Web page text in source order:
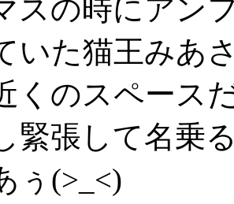
スの時にアン
いた猫王みあ
くのスペース
緊張して名乗
ぅ(>_<)